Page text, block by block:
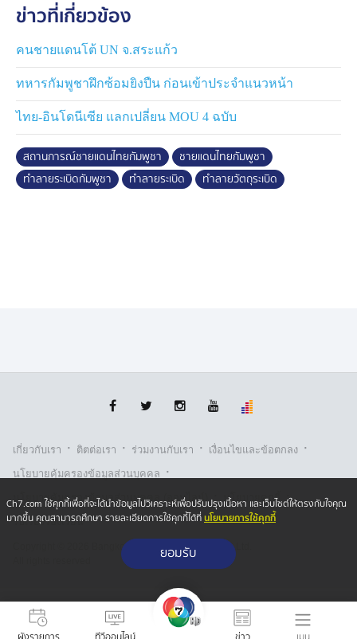
ก่อนจะเคลื่อนย้ายไปทำลายที่จุดอื่น เนื่องจากจุดที่พบระเบิด
เกิดความเข้าใจผิด โดยลูกปืน ค. ลูกดังกล่าว เจ้าหน้าที่นำ
ไปทำลายร่วมกับลูกปืนใหญ่ ขนาด 100 มิลลิเมตร ที่พบที่
หมู่บ้านโนนสว่างพัฒนา
ข่าวที่เกี่ยวข้อง
คนชายแดนโต้ UN จ.สระแก้ว
ทหารกัมพูชาฝึกซ้อมยิงปืน ก่อนเข้าประจำแนวหน้า
ไทย-อินโดนีเซีย แลกเปลี่ยน MOU 4 ฉบับ
สถานการณ์ชายแดนไทยกัมพูชา
ชายแดนไทยกัมพูชา
ทำลายระเบิดกัมพูชา
ทำลายระเบิด ทำลายวัตถุระเบิด
เกี่ยวกับเรา · ติตต่อเรา · ร่วมงานกับเรา · เงื่อนไขและข้อตกลง ·
นโยบายคุ้มครองข้อมูลส่วนบุคคล ·
นโยบายคุ้มครองข้อมูลส่วนบุคคล (ออนไลน์) · นโยบายคุกกี้ ·
รับเรื่องร้องเรียน
Copyright © 2026 Bangkok Broadcasting & T.V. Co.,Ltd.
Ch7.com ใช้คุกกี้เพื่อที่จะได้นำข้อมูลไปวิเคราะห์เพื่อปรับปรุงเนื้อหา และเว็บไซต์ให้ตรงกับใจคุณ
มากขึ้น คุณสามารถศึกษา รายละเอียดการใช้คุกกี้ได้ที่นโยบายการใช้คุกกี้
ยอมรับ